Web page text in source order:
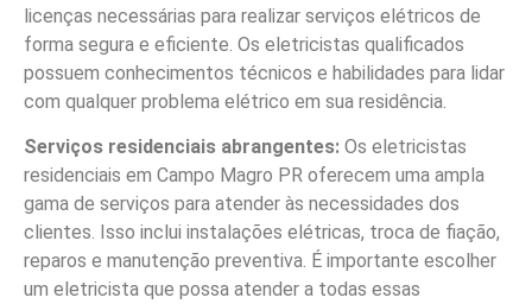
licenças necessárias para realizar serviços elétricos de
forma segura e eficiente. Os eletricistas qualificados
possuem conhecimentos técnicos e habilidades para lidar
com qualquer problema elétrico em sua residência.
Serviços residenciais abrangentes: Os eletricistas
residenciais em Campo Magro PR oferecem uma ampla
gama de serviços para atender às necessidades dos
clientes. Isso inclui instalações elétricas, troca de fiação,
reparos e manutenção preventiva. É importante escolher
um eletricista que possa atender a todas essas